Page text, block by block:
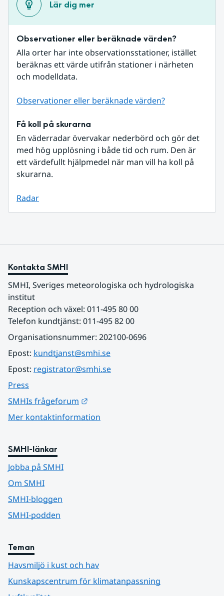
Lär dig mer
Observationer eller beräknade värden?
Alla orter har inte observationsstationer, istället
beräknas ett värde utifrån stationer i närheten
och modelldata.
Observationer eller beräknade värden?
Få koll på skurarna
En väderradar övervakar nederbörd och gör det
med hög upplösning i både tid och rum. Den är
ett värdefullt hjälpmedel när man vill ha koll på
skurarna.
Radar
Kontakta SMHI
SMHI, Sveriges meteorologiska och hydrologiska
institut
Reception och växel: 011-495 80 00
Telefon kundtjänst: 011-495 82 00
Organisationsnummer: 202100-0696
Epost: kundtjanst@smhi.se
Epost: registrator@smhi.se
Press
SMHIs frågeforum
Mer kontaktinformation
SMHI-länkar
Jobba på SMHI
Om SMHI
SMHI-bloggen
SMHI-podden
Teman
Havsmiljö i kust och hav
Kunskapscentrum för klimatanpassning